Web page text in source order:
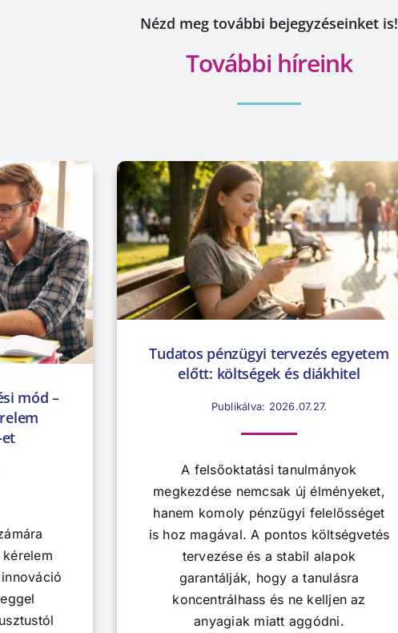
Nézd meg további bejegyzéseinket is!
További híreink
mód –
Tudatos pénzügyi tervezés egyetem
előtt: költségek és diákhitel
Publikálva: 2026.07.27.
A felsőoktatási tanulmányok
megkezdése nemcsak új élményeket,
hanem komoly pénzügyi felelősséget
is hoz magával. A pontos költségvetés
tervezése és a stabil alapok
garantálják, hogy a tanulásra
koncentrálhass és ne kelljen az
anyagiak miatt aggódni.